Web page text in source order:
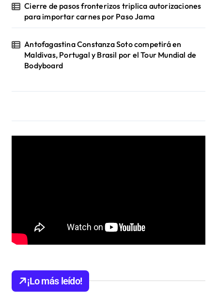
Cierre de pasos fronterizos triplica autorizaciones
para importar carnes por Paso Jama
Antofagastina Constanza Soto competirá en
Maldivas, Portugal y Brasil por el Tour Mundial de
Bodyboard
¡Lo más leído!